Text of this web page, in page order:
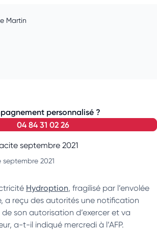
Martin
personnalisé ?
04 84 31 02 26
2021
Hydroption, fragilisé par l’envolée
a reçu des autorités une notification
son autorisation d’exercer et va
a-t-il indiqué mercredi à l’AFP.